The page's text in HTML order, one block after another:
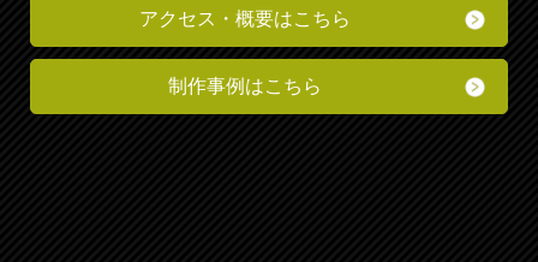
アクセス・概要はこちら
制作事例はこちら